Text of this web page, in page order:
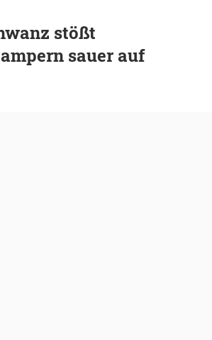
stößt
sauer auf